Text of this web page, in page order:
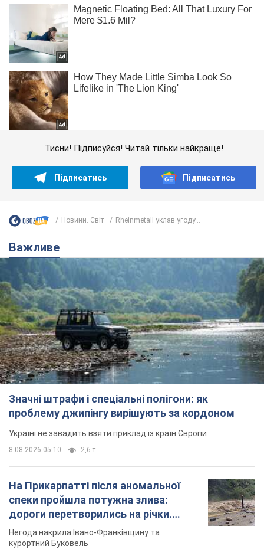
Тисни! Підписуйся! Читай тільки найкраще!
Підписатись Підписатись
Новини. Світ Rheinmetall уклав угоду...
Важливе
Значні штрафи і спеціальні полігони: як
проблему джипінгу вирішують за кордоном
Україні не завадить взяти приклад із країн Європи
8.08.2026 05:10 2,6 т.
На Прикарпатті після аномальної
спеки пройшла потужна злива:
дороги перетворились на річки.
Відео
Негода накрила Івано-Франківщину та
курортний Буковель